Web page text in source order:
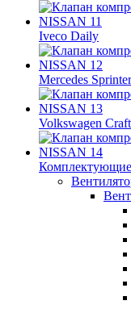
Iveco Daily
Mercedes Sprinter
Volkswagen
Комплектующие